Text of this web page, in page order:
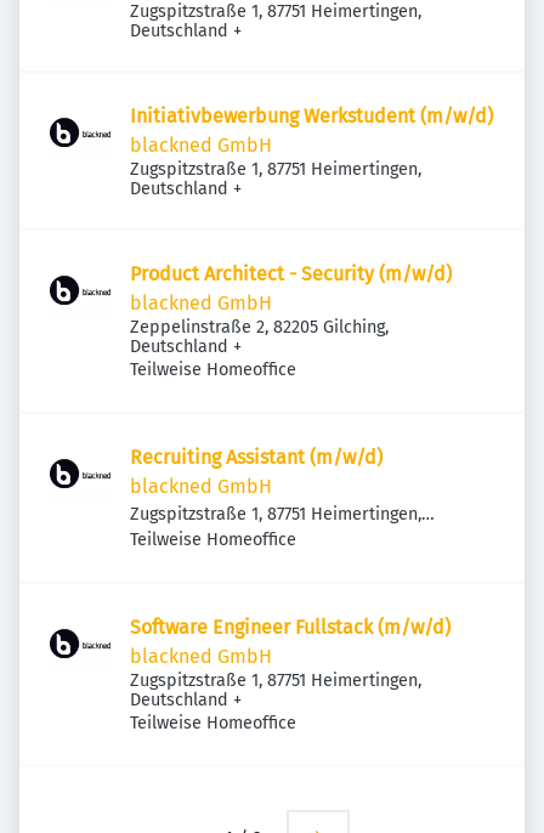
Zugspitzstraße 1, 87751 Heimertingen,
Deutschland +
Initiativbewerbung Werkstudent (m/w/d)
blackned GmbH
Zugspitzstraße 1, 87751 Heimertingen,
Deutschland +
Product Architect - Security (m/w/d)
blackned GmbH
Zeppelinstraße 2, 82205 Gilching,
Deutschland +
Teilweise Homeoffice
Recruiting Assistant (m/w/d)
blackned GmbH
Zugspitzstraße 1, 87751 Heimertingen,
Deutschland
Teilweise Homeoffice
Software Engineer Fullstack (m/w/d)
blackned GmbH
Zugspitzstraße 1, 87751 Heimertingen,
Deutschland +
Teilweise Homeoffice